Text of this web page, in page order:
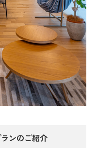
ンのご紹介